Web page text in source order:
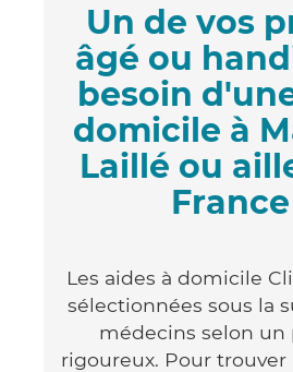
Un de vos
âgé ou
besoin
domicile à
Laillé ou
Les aides à domicile
sélectionnées sous la
médecins selon un
rigoureux. Pour